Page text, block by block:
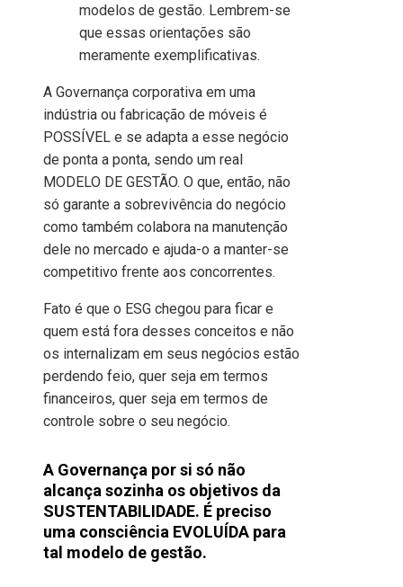
modelos de gestão. Lembrem-se
que essas orientações são
meramente exemplificativas.
A Governança corporativa em uma
indústria ou fabricação de móveis é
POSSÍVEL e se adapta a esse negócio
de ponta a ponta, sendo um real
MODELO DE GESTÃO. O que, então, não
só garante a sobrevivência do negócio
como também colabora na manutenção
dele no mercado e ajuda-o a manter-se
competitivo frente aos concorrentes.
Fato é que o ESG chegou para ficar e
quem está fora desses conceitos e não
os internalizam em seus negócios estão
perdendo feio, quer seja em termos
financeiros, quer seja em termos de
controle sobre o seu negócio.
A Governança por si só não
alcança sozinha os objetivos da
SUSTENTABILIDADE. É preciso
uma consciência EVOLUÍDA para
tal modelo de gestão.